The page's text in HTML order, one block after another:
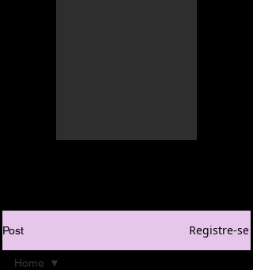
Post Registre-se
Home